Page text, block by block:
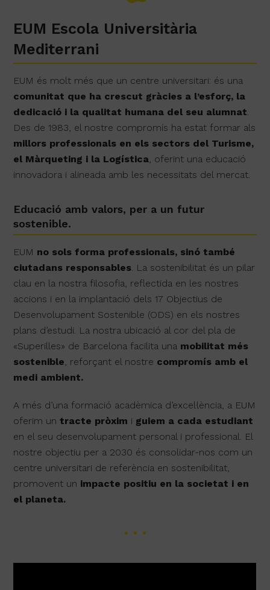
EUM Escola Universitària
Mediterrani
EUM és molt més que un centre universitari: és una
comunitat que ha crescut gràcies a l’esforç, la
dedicació i la qualitat humana del seu alumnat
Des de 1983, el nostre compromís ha estat formar als
millors professionals en els sectors del Turisme,
el Màrqueting i la Logística , oferint una educació
innovadora i alineada amb les necessitats del mercat.
Educació amb valors, per a un futur
sostenible.
EUM no sols forma professionals, sinó també
ciutadans responsables . La sostenibilitat és un pilar
clau en la nostra filosofia, reflectida en les nostres
accions i en la implantació dels 17 Objectius de
Desenvolupament Sostenible (ODS) en els nostres
plans d’estudi. La nostra ubicació al cor del pla de
«Superilles» de Barcelona facilita una mobilitat més
sostenible , reforçant el nostre compromís amb el
medi ambient.
A més d’una formació acadèmica d’excel·lència, a EUM
oferim un tracte pròxim i guiem a cada estudiant
en el seu desenvolupament personal i professional. El
nostre objectiu per a 2030 és consolidar-nos com un
centre universitari de referència en sostenibilitat,
promovent un impacte positiu en la societat i en
el planeta.